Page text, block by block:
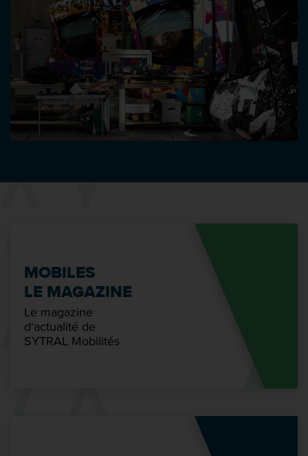
MOBILES
LE MAGAZINE
Le magazine
d'actualité de
SYTRAL Mobilités